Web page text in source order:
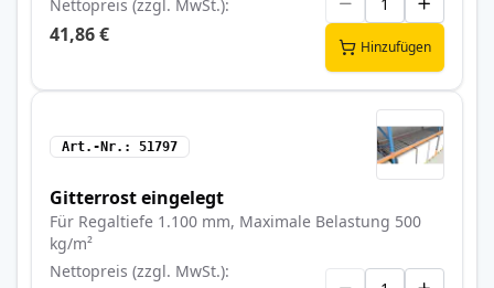
Nettopreis (zzgl. MwSt.)
41,86 €
Hinzufügen
Art.-Nr. 51797
Gitterrost eingelegt
Für Regaltiefe 1.100 mm, Maximale Belastung 500
kg/m²
Nettopreis (zzgl. MwSt.)